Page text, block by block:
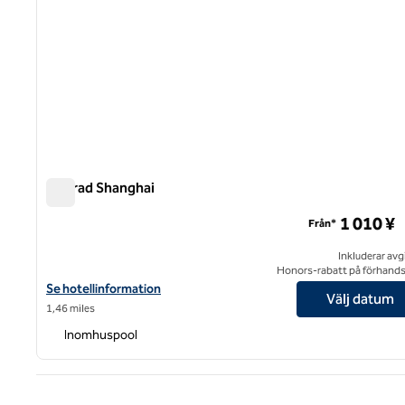
Conrad Shanghai
Visa hotelluppgifter för Conrad Shanghai
Se hotellinformation
1,46 miles
Från* 1 010 ¥
Inkluderar
Honors-rabatt på
Välj datum
Inomhuspool